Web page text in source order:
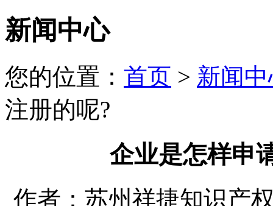
新闻中心
您的位置： 首页 > 新闻
注册的呢?
企业是怎样申
作者：苏州祥捷知识产